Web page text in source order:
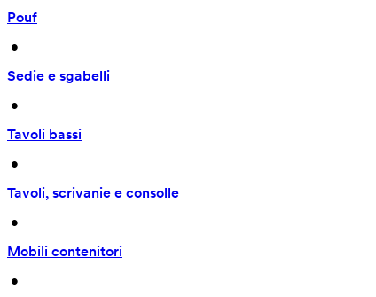
Pouf
•
Sedie e sgabelli
•
Tavoli bassi
•
Tavoli, scrivanie e consolle
•
Mobili contenitori
•